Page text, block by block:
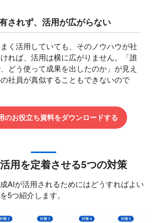
されず、活用が広がらない
く活用していても、そのノウハウが社
れば、活用は横に広がりません。「誰
どう使って成果を出したのか」が見え
社員が真似することもできないので
のお役立ち資料をダウンロードする
用を定着させる5つの対策
AIが活用されるためにはどうすればよい
5つ紹介します。